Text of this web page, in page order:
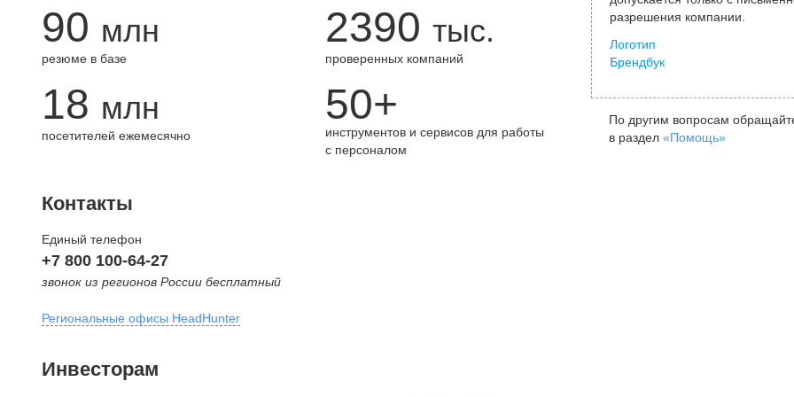
90 млн
резюме в базе
2390 тыс.
проверенных компаний
18 млн
посетителей ежемесячно
50+
инструментов и сервисов для работы
с персоналом
разрешения компании.
Логотип
Брендбук
По другим вопросам
в раздел «Помощь»
Контакты
Единый телефон
+7 800 100-64-27
звонок из регионов России бесплатный
Региональные офисы HeadHunter
внутригородская территория
Инвесторам